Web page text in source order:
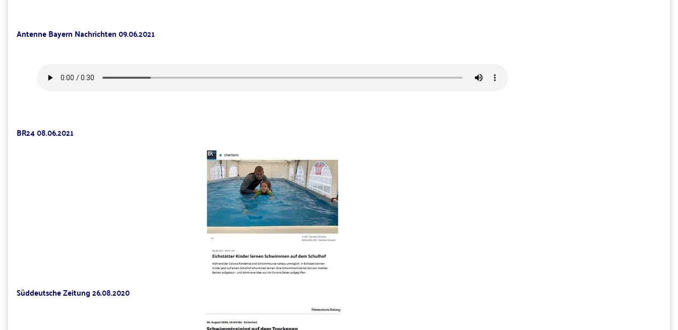
Antenne Bayern Nachrichten 09.06.2021
BR24 08.06.2021
Süddeutsche Zeitung 26.08.2020